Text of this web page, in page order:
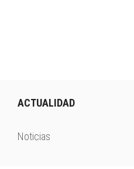
ACTUALIDAD
Noticias